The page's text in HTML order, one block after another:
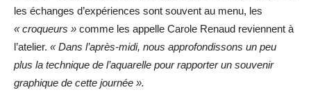
les échanges d’expériences sont souvent au menu, les
« croqueurs » comme les appelle Carole Renaud reviennent à
l’atelier. « Dans l’après-midi, nous approfondissons un peu
plus la technique de l’aquarelle pour rapporter un souvenir
graphique de cette journée ».